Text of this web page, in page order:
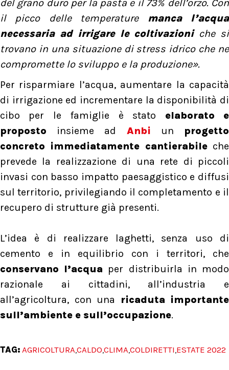
del grano duro per la pasta e il 73% dell’orzo. Con
il picco delle temperature manca l’acqua
necessaria ad irrigare le coltivazioni che si
trovano in una situazione di stress idrico che ne
compromette lo sviluppo e la produzione».
Per risparmiare l’acqua, aumentare la capacità
di irrigazione ed incrementare la disponibilità di
cibo per le famiglie è stato elaborato e
proposto insieme ad Anbi un progetto
concreto immediatamente cantierabileche
prevede la realizzazione di una rete di piccoli
invasi con basso impatto paesaggistico e diffusi
sul territorio, privilegiando il completamento e il
recupero di strutture già presenti.
L’idea è di realizzare laghetti, senza uso di
cemento e in equilibrio con i territori, che
conservano l’acqua per distribuirla in modo
razionale ai cittadini, all’industria e
all’agricoltura, con una ricaduta importante
sull’ambiente e sull’occupazione.
TAG: AGRICOLTURA,CALDO,CLIMA,COLDIRETTI,ESTATE 2022